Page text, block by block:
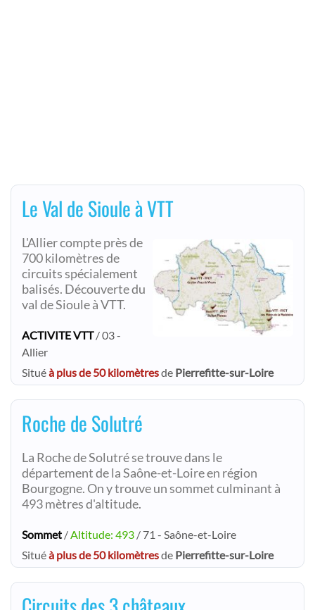
Le Val de Sioule à VTT
L'Allier compte près de
700 kilomètres de
circuits spécialement
balisés. Découverte du
val de Sioule à VTT.
ACTIVITE VTT/ 03 -
Allier
Situéà plus de 50 kilomètresde Pierrefitte-sur-Loire
Roche de Solutré
La Roche de Solutré se trouve dans le
département de la Saône-et-Loire en région
Bourgogne. On y trouve un sommet culminant à
493 mètres d'altitude.
Sommet /Altitude: 493 / 71 - Saône-et-Loire
Situéà plus de 50 kilomètresde Pierrefitte-sur-Loire